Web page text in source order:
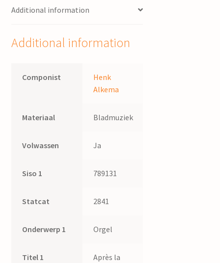
Additional information
Additional information
Componist
Henk
Alkema
Materiaal Bladmuziek
Volwassen Ja
Siso 1 789131
Statcat 2841
Onderwerp 1 Orgel
Titel 1
Après la